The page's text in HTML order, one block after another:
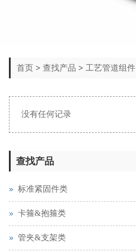
首页 > 查找产品 > 工艺管道组件
没有任何记录
查找产品
标准紧固件类
卡箍&抱箍类
管夹&支架类